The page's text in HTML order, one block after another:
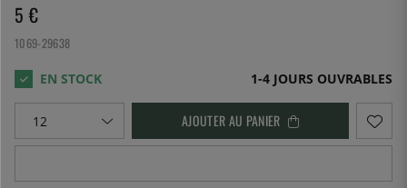
5 €
1069-29638
1-4 JOURS OUVRABLES
AJOUTER AU PANIER